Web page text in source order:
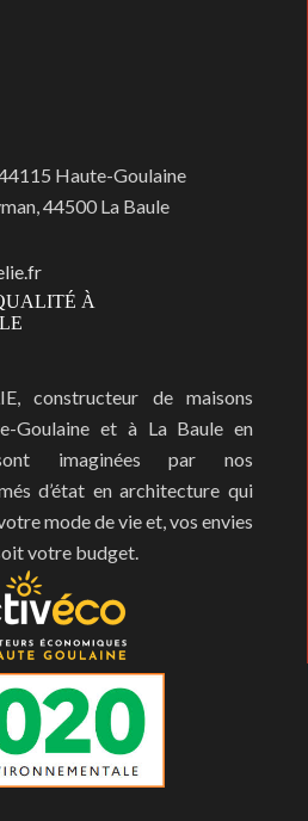
Haute-Goulaine
44500 La Baule
À
constructeur de maisons
Goulaine et à La Baule en
imaginées par nos
d’état en architecture qui
mode de vie et, vos envies
votre budget.